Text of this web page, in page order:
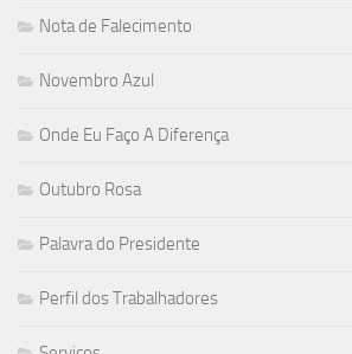
Nota de Falecimento
Novembro Azul
Onde Eu Faço A Diferença
Outubro Rosa
Palavra do Presidente
Perfil dos Trabalhadores